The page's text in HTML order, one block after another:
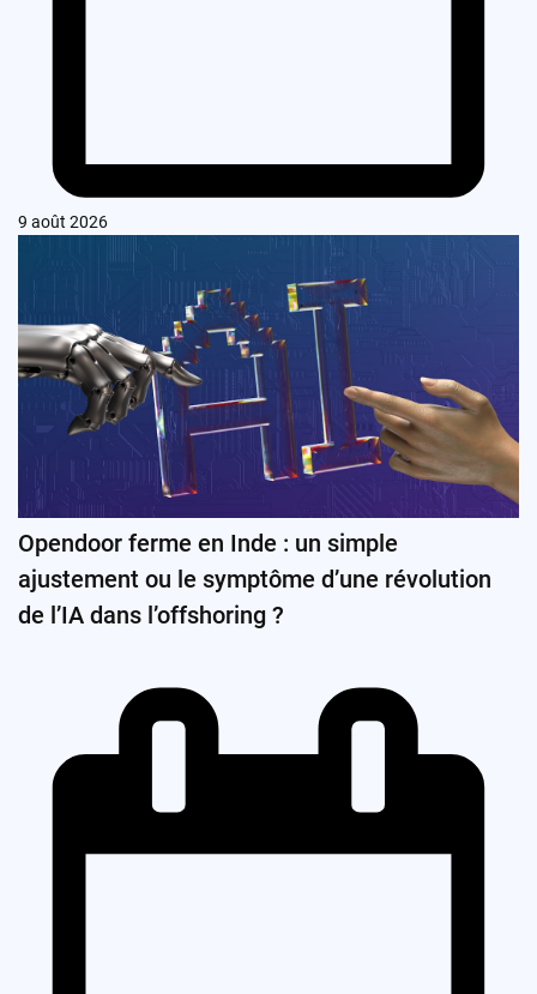
9 août 2026
Opendoor ferme en Inde : un simple
ajustement ou le symptôme d’une révolution
de l’IA dans l’offshoring ?